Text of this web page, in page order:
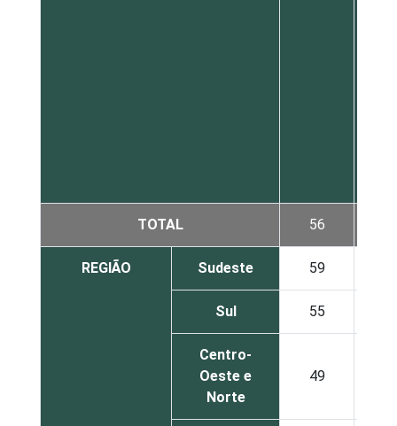
TOTAL 56
REGIÃO Sudeste 59
Sul 55
Centro-
Oeste e
Norte
49